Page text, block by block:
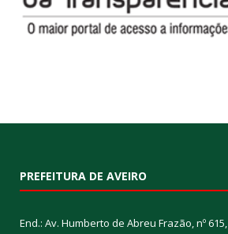
PREFEITURA DE AVEIRO
End.: Av. Humberto de Abreu Frazão, nº